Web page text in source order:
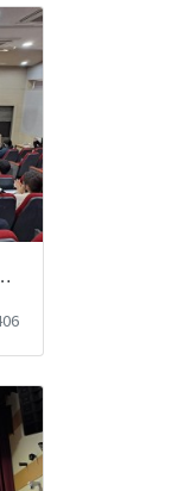
단 마술공연 진행